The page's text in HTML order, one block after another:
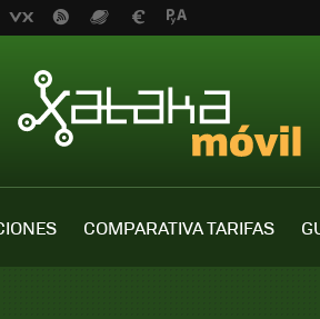
COMPARATIVA TARIFAS